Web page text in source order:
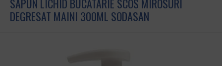
SAPUN LICHID BUCATARIE SCOS MIROSURI
DEGRESAT MAINI 300ML SODASAN